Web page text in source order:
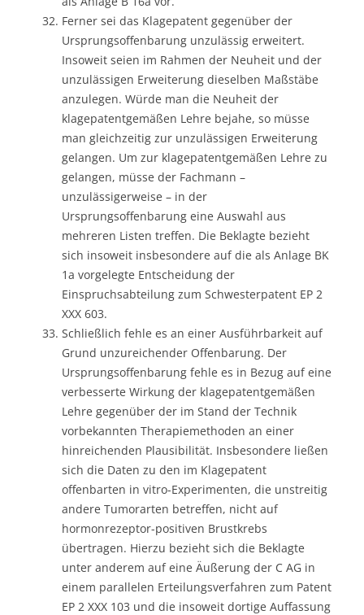
Ferner sei das Klagepatent gegenüber der
Ursprungsoffenbarung unzulässig erweitert.
Insoweit seien im Rahmen der Neuheit und der
unzulässigen Erweiterung dieselben Maßstäbe
anzulegen. Würde man die Neuheit der
klagepatentgemäßen Lehre bejahe, so müsse
man gleichzeitig zur unzulässigen Erweiterung
gelangen. Um zur klagepatentgemäßen Lehre zu
gelangen, müsse der Fachmann –
unzulässigerweise – in der
Ursprungsoffenbarung eine Auswahl aus
mehreren Listen treffen. Die Beklagte bezieht
sich insoweit insbesondere auf die als Anlage BK
1a vorgelegte Entscheidung der
Einspruchsabteilung zum Schwesterpatent EP 2
XXX 603.
Schließlich fehle es an einer Ausführbarkeit auf
Grund unzureichender Offenbarung. Der
Ursprungsoffenbarung fehle es in Bezug auf eine
verbesserte Wirkung der klagepatentgemäßen
Lehre gegenüber der im Stand der Technik
vorbekannten Therapiemethoden an einer
hinreichenden Plausibilität. Insbesondere ließen
sich die Daten zu den im Klagepatent
offenbarten in vitro-Experimenten, die unstreitig
andere Tumorarten betreffen, nicht auf
hormonrezeptor-positiven Brustkrebs
übertragen. Hierzu bezieht sich die Beklagte
unter anderem auf eine Äußerung der C AG in
einem parallelen Erteilungsverfahren zum Patent
EP 2 XXX 103 und die insoweit dortige Auffassung